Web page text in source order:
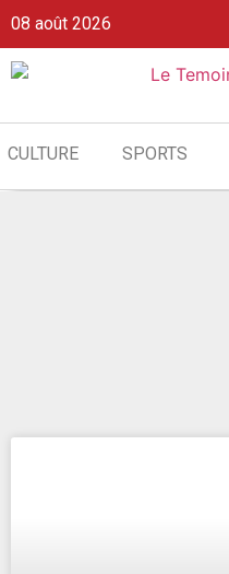
08 août 2026
CULTURE SPORTS